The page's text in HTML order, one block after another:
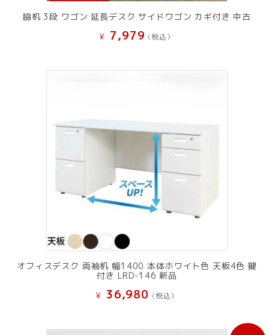
脇机 3段 ワゴン 延長デスク サイドワゴン カギ付き 中古
¥ 7,979 (税込）
オフィスデスク 両袖机 幅1400 本体ホワイト色 天板4色 鍵
付き LRD-146 新品
¥ 36,980 (税込）